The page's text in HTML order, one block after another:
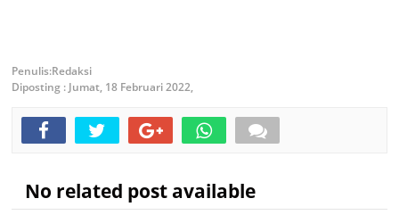
Redaksi
Diposting : Jumat, 18 Februari 2022,
No related post available